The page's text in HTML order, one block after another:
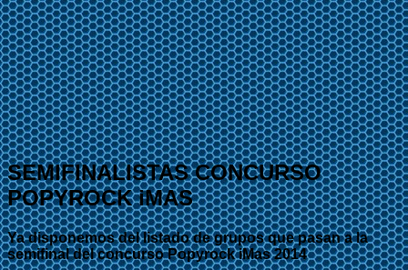
SEMIFINALISTAS CONCURSO
POPYROCK iMAS
Ya disponemos del listado de grupos que pasan a la
semifinal del concurso Popyrock iMas 2014